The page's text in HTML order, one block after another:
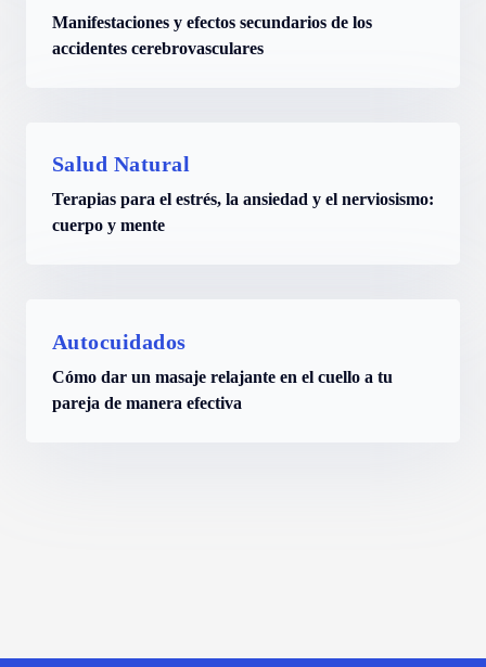
Manifestaciones y efectos secundarios de los
accidentes cerebrovasculares
Salud Natural
Terapias para el estrés, la ansiedad y el nerviosismo:
cuerpo y mente
Autocuidados
Cómo dar un masaje relajante en el cuello a tu
pareja de manera efectiva